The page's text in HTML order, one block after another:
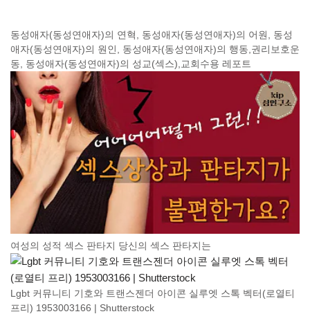
동성애자(동성연애자)의 연혁, 동성애자(동성연애자)의 어원, 동성
애자(동성연애자)의 원인, 동성애자(동성연애자)의 행동,권리보호운
동, 동성애자(동성연애자)의 성교(섹스),교회수용 레포트
여성의 성적 섹스 판타지 당신의 섹스 판타지는
Lgbt 커뮤니티 기호와 트랜스젠더 아이콘 실루엣 스톡 벡터(로열티
프리) 1953003166 | Shutterstock